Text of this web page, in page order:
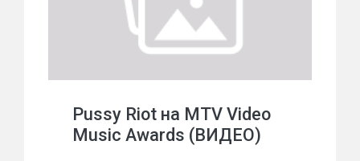
Pussy Riot на MTV Video
Music Awards (ВИДЕО)